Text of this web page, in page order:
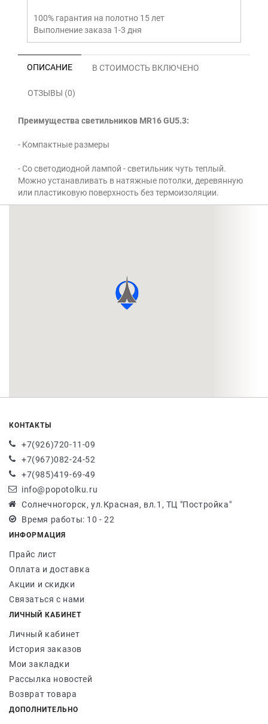
100% гарантия на полотно 15 лет
Выполнение заказа 1-3 дня
ОПИСАНИЕ В СТОИМОСТЬ ВКЛЮЧЕНО
ОТЗЫВЫ (0)
Преимущества светильников MR16 GU5.3:
- Компактные размеры
- Со светодиодной лампой - светильник чуть теплый.
Можно устанавливать в натяжные потолки, деревянную
или пластиковую поверхность без термоизоляции.
КОНТАКТЫ
+7(926)720-11-09
+7(967)082-24-52
+7(985)419-69-49
info@popotolku.ru
Солнечногорск, ул.Красная, вл.1, ТЦ "Постройка"
Время работы: 10 - 22
ИНФОРМАЦИЯ
Прайс лист
Оплата и доставка
Акции и скидки
Связаться с нами
ЛИЧНЫЙ КАБИНЕТ
Личный кабинет
История заказов
Мои закладки
Рассылка новостей
Возврат товара
ДОПОЛНИТЕЛЬНО